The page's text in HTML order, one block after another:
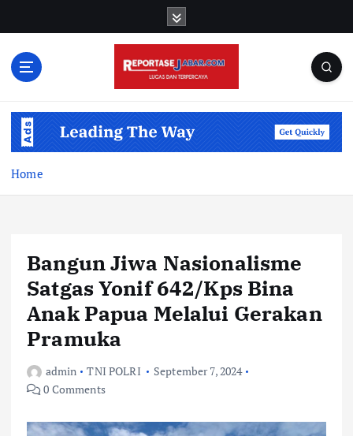
Home
Bangun Jiwa Nasionalisme
Satgas Yonif 642/Kps Bina
Anak Papua Melalui Gerakan
Pramuka
admin TNI POLRI
September 7, 2024
0 Comments